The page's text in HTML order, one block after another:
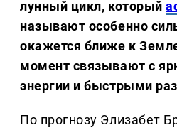
лунный цикл, который
называют особенно
окажется ближе к
момент связывают с
энергии и быстрыми
По прогнозу Элизабет